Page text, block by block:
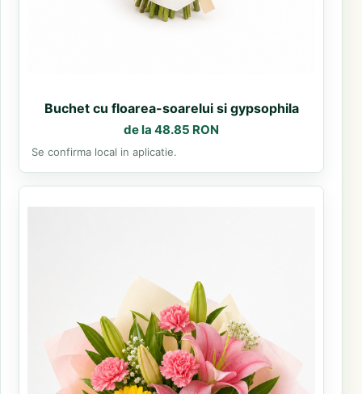
Buchet cu floarea-soarelui si gypsophila
de la 48.85 RON
Se confirma local in aplicatie.